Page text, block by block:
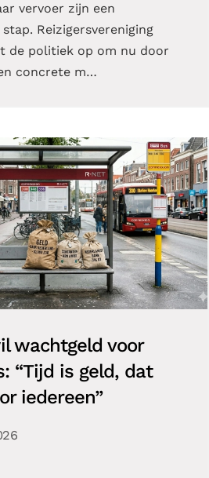
vervoer zijn een
Reizigersvereniging
de politiek op om nu door
concrete m…
wachtgeld voor
“Tijd is geld, dat
iedereen”